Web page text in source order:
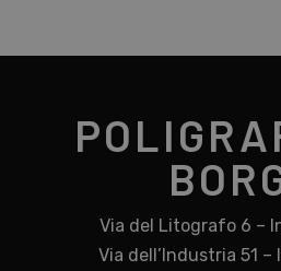
Via del Litografo 6 –
Via dell’Industria 51